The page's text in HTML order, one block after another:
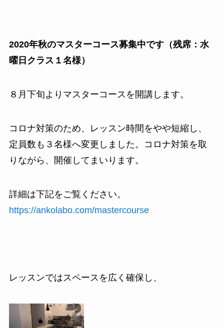
2020年秋のマスターコース募集中です（残席：水
曜日クラス１名様）
８月下旬よりマスターコースを開講します。
コロナ対策のため、レッスン時間をやや短縮し、
定員数も３名様へ変更しました。コロナ対策を取
りながら、開催してまいります。
詳細は下記をご覧ください。
https://ankolabo.com/mastercourse
レッスンではスペースを広く確保し、